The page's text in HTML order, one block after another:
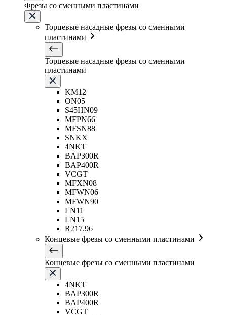
Фрезы со сменными пластинами
Торцевые насадные фрезы со сменными
пластинами
Торцевые насадные фрезы со сменными
пластинами
KM12
ON05
S45HN09
MFPN66
MFSN88
SNKX
4NKT
BAP300R
BAP400R
VCGT
MFXN08
MFWN06
MFWN90
LN11
LN15
R217.96
Концевые фрезы со сменными пластинами
Концевые фрезы со сменными пластинами
4NKT
BAP300R
BAP400R
VCGT